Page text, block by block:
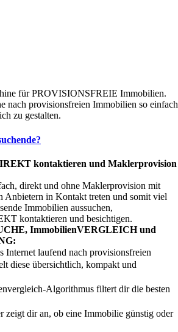
für PROVISIONSFREIE Immobilien.
nach provisionsfreien Immobilien so einfach
zu gestalten.
kontaktieren und Maklerprovision
direkt und ohne Maklerprovision mit
Anbietern in Kontakt treten und somit viel
Immobilien aussuchen,
kontaktieren und besichtigen.
ImmobilienVERGLEICH und
Internet laufend nach provisionsfreien
diese übersichtlich, kompakt und
Algorithmus filtert dir die besten
zeigt dir an, ob eine Immobilie günstig oder